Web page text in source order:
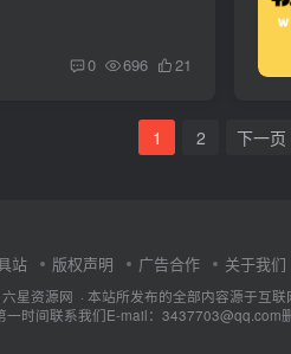
0 696 21
1 2 下一页
站 版权声明 广告合作 关于我们
星资源网 · 本站所发布的全部内容源于互联
一时间联系我们E-mail：3437703@qq.com